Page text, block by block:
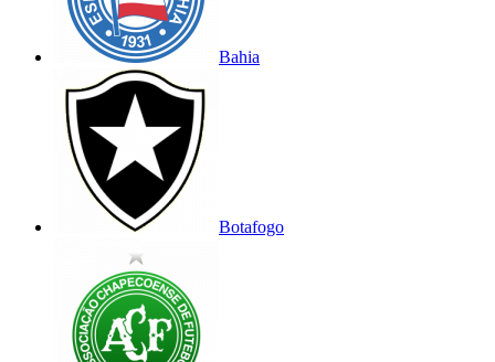
Bahia
Botafogo